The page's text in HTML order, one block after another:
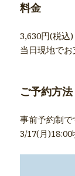
料金
3,630円(税込)
当日現地で
ご予約方法
事前予約制で
3/17(月)18:00